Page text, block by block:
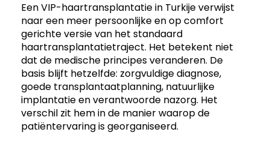
Een VIP-haartransplantatie in Turkije verwijst
naar een meer persoonlijke en op comfort
gerichte versie van het standaard
haartransplantatietraject. Het betekent niet
dat de medische principes veranderen. De
basis blijft hetzelfde: zorgvuldige diagnose,
goede transplantaatplanning, natuurlijke
implantatie en verantwoorde nazorg. Het
verschil zit hem in de manier waarop de
patiëntervaring is georganiseerd.